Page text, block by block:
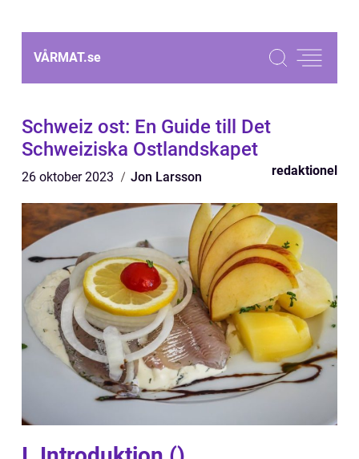
VÅRMAT.se
Schweiz ost: En Guide till Det
Schweiziska Ostlandskapet
26 oktober 2023 Jon Larsson redaktionel